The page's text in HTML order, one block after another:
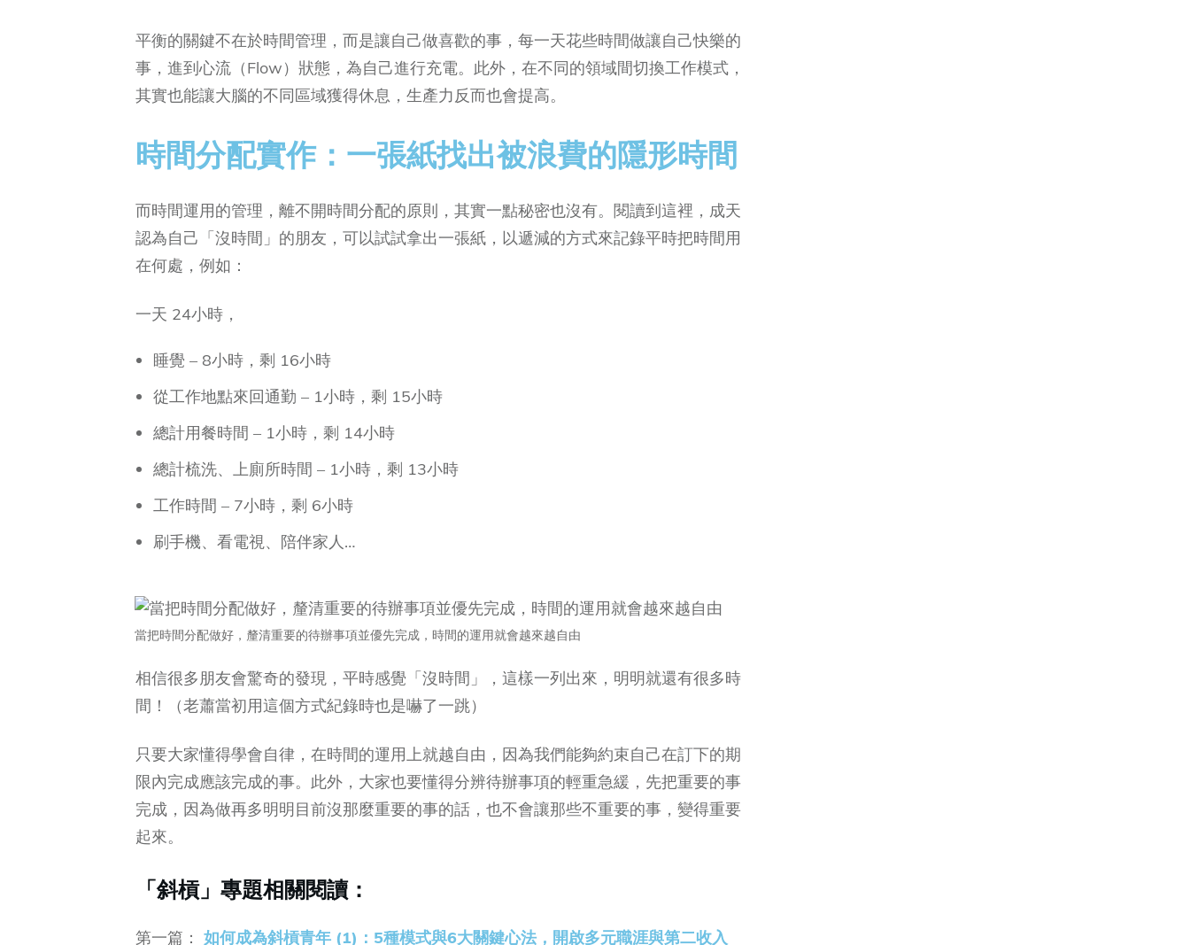
平衡的關鍵不在於時間管理，而是讓自己做喜歡的事，每一天花些時間做讓自己快樂的
事，進到心流（Flow）狀態，為自己進行充電。此外，在不同的領域間切換工作模式，
其實也能讓大腦的不同區域獲得休息，生產力反而也會提高。
時間分配實作：一張紙找出被浪費的隱形時間
而時間運用的管理，離不開時間分配的原則，其實一點秘密也沒有。閱讀到這裡，成天
認為自己「沒時間」的朋友，可以試試拿出一張紙，以遞減的方式來記錄平時把時間用
在何處，例如：
一天 24小時，
睡覺 – 8小時，剩 16小時
從工作地點來回通勤 – 1小時，剩 15小時
總計用餐時間 – 1小時，剩 14小時
總計梳洗、上廁所時間 – 1小時，剩 13小時
工作時間 – 7小時，剩 6小時
刷手機、看電視、陪伴家人…
當把時間分配做好，釐清重要的待辦事項並優先完成，時間的運用就會越來越自由
相信很多朋友會驚奇的發現，平時感覺「沒時間」，這樣一列出來，明明就還有很多時
間！（老蕭當初用這個方式紀錄時也是嚇了一跳）
只要大家懂得學會自律，在時間的運用上就越自由，因為我們能夠約束自己在訂下的期
限內完成應該完成的事。此外，大家也要懂得分辨待辦事項的輕重急緩，先把重要的事
完成，因為做再多明明目前沒那麼重要的事的話，也不會讓那些不重要的事，變得重要
起來。
「斜槓」專題相關閱讀：
第一篇： 如何成為斜槓青年 (1)：5種模式與6大關鍵心法，開啟多元職涯與第二收入